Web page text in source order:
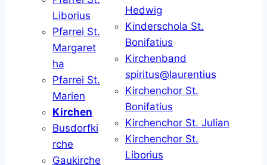
Liborius
Pfarrei St.
Margaret
ha
Pfarrei St.
Marien
Kirchen
Busdorfki
rche
Gaukirche
Hedwig
Kinderschola St.
Bonifatius
Kirchenband
spiritus@laurentius
Kirchenchor St.
Bonifatius
Kirchenchor St. Julian
Kirchenchor St.
Liborius